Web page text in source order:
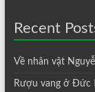
Recent
Về nhân vật
Rượu vang ở Đức